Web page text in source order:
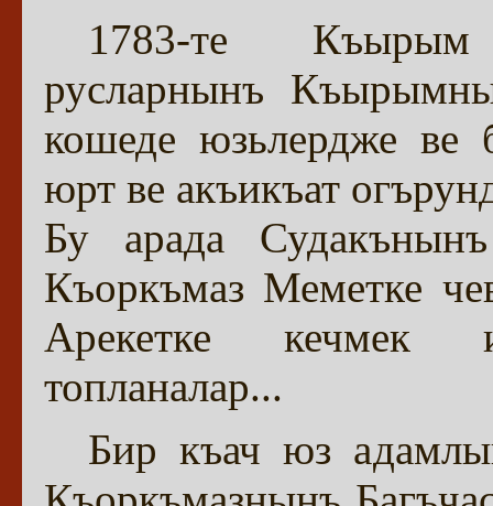
1783-те
русларнынъ
кошеде юзьлердже ве
юрт ве акъикъат
Бу арада
Къоркъмаз Меметке
Арекетке кечмек
топланалар...
Бир къач юз